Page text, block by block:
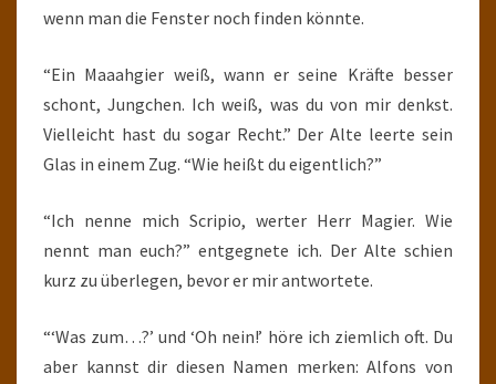
wenn man die Fenster noch finden könnte.
“Ein Maaahgier weiß, wann er seine Kräfte besser
schont, Jungchen. Ich weiß, was du von mir denkst.
Vielleicht hast du sogar Recht.” Der Alte leerte sein
Glas in einem Zug. “Wie heißt du eigentlich?”
“Ich nenne mich Scripio, werter Herr Magier. Wie
nennt man euch?” entgegnete ich. Der Alte schien
kurz zu überlegen, bevor er mir antwortete.
“‘Was zum…?’ und ‘Oh nein!’ höre ich ziemlich oft. Du
aber kannst dir diesen Namen merken: Alfons von